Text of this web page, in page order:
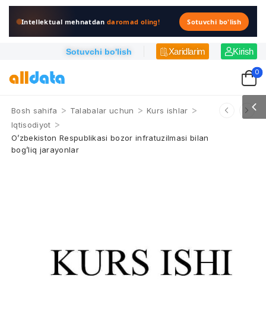
Intellektual mehnatdandaromad oling! Sotuvchi bo'lish
Sotuvchi bo'lish Xaridlarim Kirish
0
Bosh sahifa > Talabalar uchun > Kurs ishlar >
Iqtisodiyot >
O’zbekiston Respublikasi bozor infratuzilmasi bilan
bog’liq jarayonlar